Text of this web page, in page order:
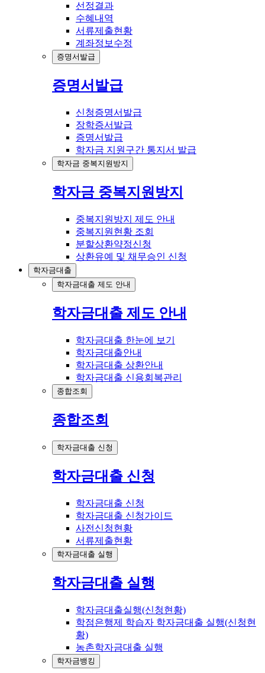
선정결과
수혜내역
서류제출현황
계좌정보수정
증명서발급
증명서발급
신청증명서발급
장학증서발급
증명서발급
학자금 지원구간 통지서 발급
학자금 중복지원방지
학자금 중복지원방지
중복지원방지 제도 안내
중복지원현황 조회
분할상환약정신청
상환유예 및 채무승인 신청
학자금대출
학자금대출 제도 안내
학자금대출 제도 안내
학자금대출 한눈에 보기
학자금대출안내
학자금대출 상환안내
학자금대출 신용회복관리
종합조회
종합조회
학자금대출 신청
학자금대출 신청
학자금대출 신청
학자금대출 신청가이드
사전신청현황
서류제출현황
학자금대출 실행
학자금대출 실행
학자금대출실행(신청현황)
학점은행제 학습자 학자금대출 실행(신청현
황)
농촌학자금대출 실행
학자금뱅킹